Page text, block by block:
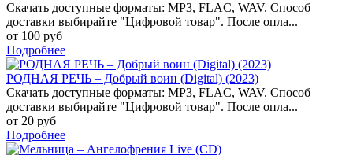
Скачать доступные форматы: MP3, FLAC, WAV. Способ
доставки выбирайте "Цифровой товар". После опла...
от 100 руб
Подробнее
РОДНАЯ РЕЧЬ – Добрый воин (Digital) (2023)
Скачать доступные форматы: MP3, FLAC, WAV. Способ
доставки выбирайте "Цифровой товар". После опла...
от 20 руб
Подробнее